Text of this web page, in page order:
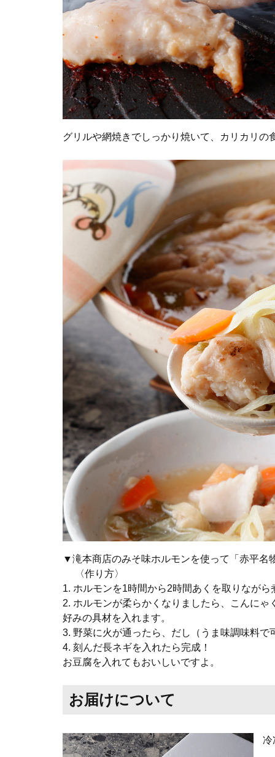
グリルや網焼きでしっかり焼いて、カリカリの
▼滝本商店のみそ味ホルモンを使って「赤平
〈作り方〉
1. ホルモンを1時間から2時間あくを取りなが
2. ホルモンが柔らかくなりましたら、こんに
好みの具材を入れます。
3. 野菜に火が通ったら、だし（うま味調味料
4. 刻んだ長ネギを入れたら完成！
お豆腐を入れてもおいしいですよ。
お届けについて
冷